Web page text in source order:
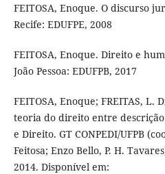
FEITOSA, Enoque. O discurso
Recife: EDUFPE, 2008
FEITOSA, Enoque. Direito e
João Pessoa: EDUFPB, 2017
FEITOSA, Enoque; FREITAS, L.
teoria do direito entre
e Direito. GT CONPEDI/UFPB
Feitosa; Enzo Bello, P. H.
2014. Disponível em: